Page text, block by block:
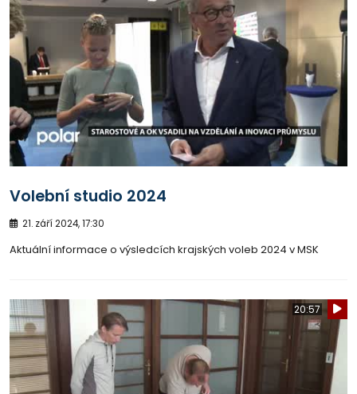
Volební studio 2024
21. září 2024, 17:30
Aktuální informace o výsledcích krajských voleb 2024 v MSK
20:57